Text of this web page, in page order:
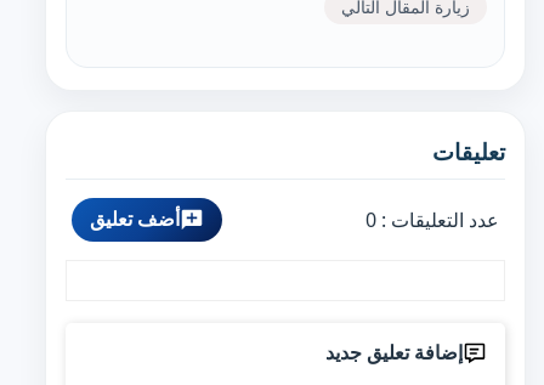
زيارة المقال التالي
تعليقات
عدد التعليقات : 0 أضف تعليق
إضافة تعليق جديد